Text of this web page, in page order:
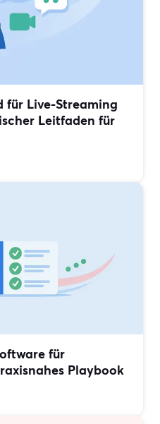
für Live-Streaming
Leitfaden für
für
Playbook